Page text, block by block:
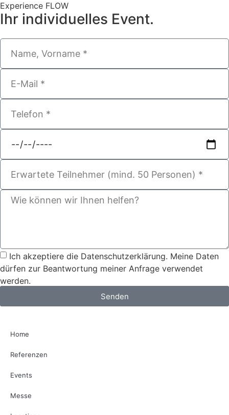
Experience FLOW
Ihr individuelles Event.
Ich akzeptiere die Datenschutzerklärung. Meine Daten
dürfen zur Beantwortung meiner Anfrage verwendet
werden.
Senden
Home
Referenzen
Events
Messe